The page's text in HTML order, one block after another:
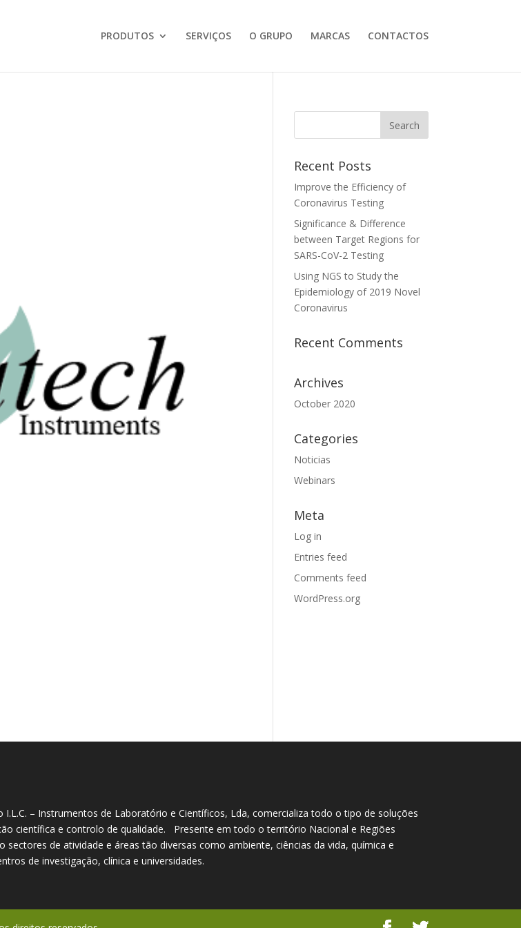
PRODUTOS SERVIÇOS O GRUPO MARCAS CONTACTOS
Recent Posts
Improve the Efficiency of
Coronavirus Testing
Significance & Difference
between Target Regions for
SARS-CoV-2 Testing
Using NGS to Study the
Epidemiology of 2019 Novel
Coronavirus
Recent Comments
Archives
October 2020
Categories
Noticias
Webinars
Meta
Log in
Entries feed
Comments feed
WordPress.org
I.L.C. – Instrumentos de Laboratório e Científicos, Lda, comercializa todo o tipo de soluções
científica e controlo de qualidade. Presente em todo o território Nacional e Regiões
sectores de atividade e áreas tão diversas como ambiente, ciências da vida, química e
de investigação, clínica e universidades.